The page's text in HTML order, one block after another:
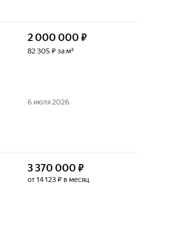
2 000 000 ₽
82 305 ₽ за м²
6 июля 2026
3 370 000 ₽
от 14 123 ₽ в месяц